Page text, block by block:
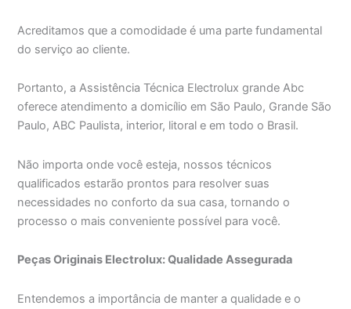
Acreditamos que a comodidade é uma parte fundamental
do serviço ao cliente.
Portanto, a Assistência Técnica Electrolux grande Abc
oferece atendimento a domicílio em São Paulo, Grande São
Paulo, ABC Paulista, interior, litoral e em todo o Brasil.
Não importa onde você esteja, nossos técnicos
qualificados estarão prontos para resolver suas
necessidades no conforto da sua casa, tornando o
processo o mais conveniente possível para você.
Peças Originais Electrolux: Qualidade Assegurada
Entendemos a importância de manter a qualidade e o